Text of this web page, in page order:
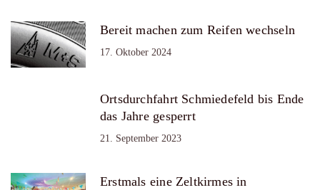
Bereit machen zum Reifen wechseln
17. Oktober 2024
Ortsdurchfahrt Schmiedefeld bis Ende
das Jahre gesperrt
21. September 2023
Erstmals eine Zeltkirmes in